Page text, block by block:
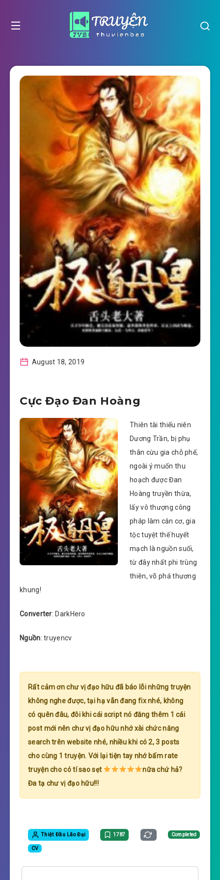
August 18, 2019
Cực Đạo Đan Hoàng
Thiên tài thiếu niên
Dương Trần, bị phụ
thân cừu gia chỗ phế,
ngoài ý muốn thu
hoạch được Đan
Hoàng truyền thừa,
lấy vô thượng công
pháp làm căn cơ, gia
tộc tuyệt thế huyết
mạch là nguồn suối,
từ đây nhất phi trùng
thiên, võ phá thương
khung!
Converter: DarkHero
Nguồn: truyencv
Rất cảm ơn chư vị đạo hữu đã báo lỗi những truyện
không nghe được, tại hạ vẫn đang fix nhé, không
có quên đâu, đôi khi cái script nó đăng thêm 1 cái
post mới nên chư vị đạo hữu nhớ xài chức năng
search trên website nhé, nhiều khi có 2, 3 posts
cho cùng 1 truyện. Với lại tiện tay nhớ bấm rate
truyện cho có tí sao sẹt
nữa chứ hả?
Đa tạ chư vị đạo hữu!!!
Thiệt Đầu Lão Đại 1787 Completed
CV